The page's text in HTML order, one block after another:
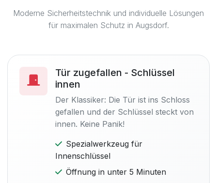
Moderne Sicherheitstechnik und individuelle Lösungen
für maximalen Schutz in Augsdorf.
Tür zugefallen - Schlüssel
innen
Der Klassiker: Die Tür ist ins Schloss
gefallen und der Schlüssel steckt von
innen. Keine Panik!
Spezialwerkzeug für
Innenschlüssel
Öffnung in unter 5 Minuten